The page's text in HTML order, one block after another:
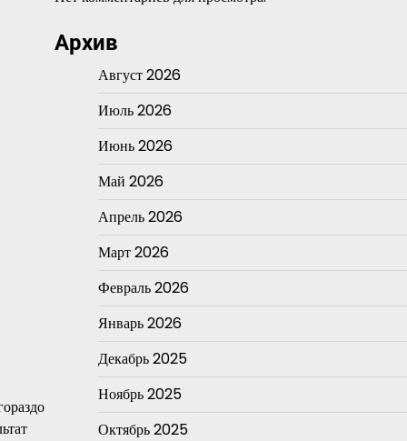
Архив
Август 2026
Июль 2026
Июнь 2026
Май 2026
Апрель 2026
Март 2026
Февраль 2026
Январь 2026
Декабрь 2025
Ноябрь 2025
Октябрь 2025